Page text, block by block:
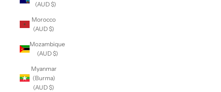
(AUD $)
Morocco
(AUD $)
Mozambique
(AUD $)
Myanmar
(Burma)
(AUD $)